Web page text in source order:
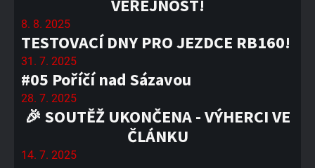
VEŘEJNOST!
8. 8. 2025
TESTOVACÍ DNY PRO JEZDCE RB160!
31. 7. 2025
#05 Poříčí nad Sázavou
28. 7. 2025
🎉 SOUTĚŽ UKONČENA - VÝHERCI VE
ČLÁNKU
14. 7. 2025